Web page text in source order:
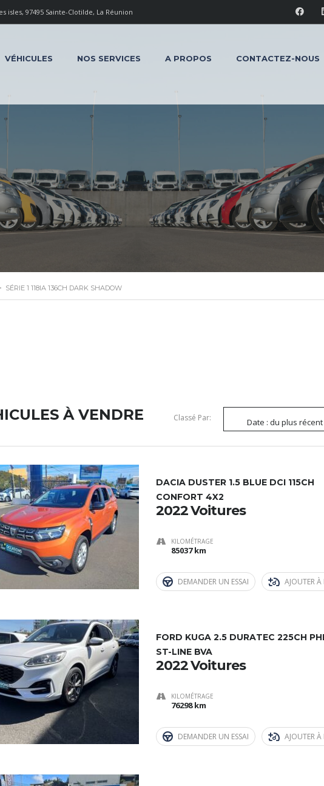
isles, 97495 Sainte-Clotilde, La Réunion
VÉHICULES NOS SERVICES A PROPOS CONTACTEZ-NOUS
SÉRIE 1 118IA 136CH DARK SHADOW
À VENDRE Classé Par: Date : du plus
DACIA DUSTER 1.5 BLUE DCI 115CH
CONFORT 4X2
2022 Voitures
KILOMÉTRAGE
85037 km
DEMANDER UN ESSAI AJOUTER
FORD KUGA 2.5 DURATEC 225CH
ST-LINE BVA
2022 Voitures
KILOMÉTRAGE
76298 km
DEMANDER UN ESSAI AJOUTER